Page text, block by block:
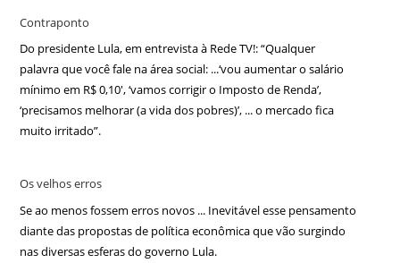
Contraponto
Do presidente Lula, em entrevista à Rede TV!: “Qualquer
palavra que você fale na área social: ...‘vou aumentar o salário
mínimo em R$ 0,10′, ‘vamos corrigir o Imposto de Renda’,
‘precisamos melhorar (a vida dos pobres)’, ... o mercado fica
muito irritado”.
Os velhos erros
Se ao menos fossem erros novos ... Inevitável esse pensamento
diante das propostas de política econômica que vão surgindo
nas diversas esferas do governo Lula.